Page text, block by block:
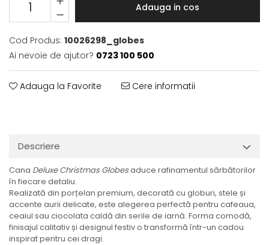
Adauga in cos
Cod Produs: 10026298_globes
Ai nevoie de ajutor? 0723 100 500
Adauga la Favorite Cere informatii
Descriere
Cana Deluxe Christmas Globesaduce rafinamentul sărbătorilor
în fiecare detaliu.
Realizată din porțelan premium, decorată cu globuri, stele și
accente aurii delicate, este alegerea perfectă pentru cafeaua,
ceaiul sau ciocolata caldă din serile de iarnă. Forma comodă,
finisajul calitativ și designul festiv o transformă într-un cadou
inspirat pentru cei dragi.